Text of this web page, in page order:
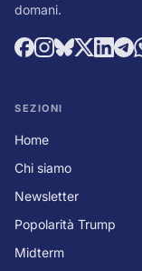
domani.
SEZIONI
Home
Chi siamo
Newsletter
Popolarità Trump
Midterm